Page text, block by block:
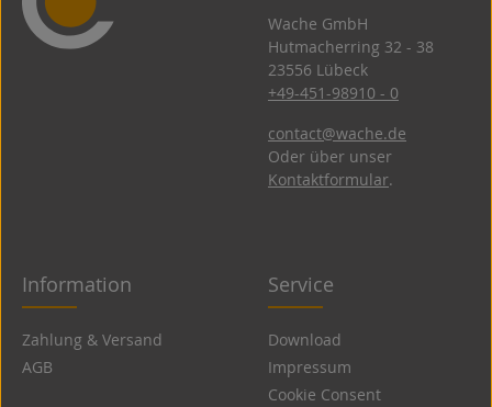
Wache GmbH
Hutmacherring 32 ­- 38
23556 Lübeck
+49-451-98910 - 0
contact@wache.de
Oder über unser
Kontaktformular.
Information
Zahlung & Versand
AGB
Service
Download
Impressum
Cookie Consent